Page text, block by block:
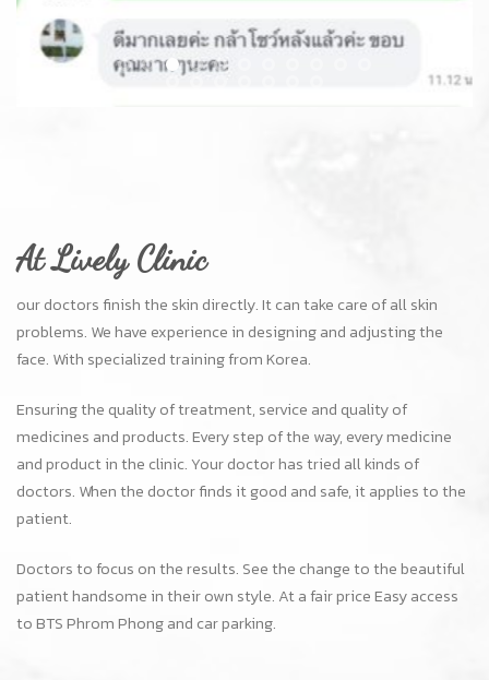
At Lively Clinic
our doctors finish the skin directly. It can take care of all skin
problems. We have experience in designing and adjusting the
face. With specialized training from Korea.
Ensuring the quality of treatment, service and quality of
medicines and products. Every step of the way, every medicine
and product in the clinic. Your doctor has tried all kinds of
doctors. When the doctor finds it good and safe, it applies to the
patient.
Doctors to focus on the results. See the change to the beautiful
patient handsome in their own style. At a fair price Easy access
to BTS Phrom Phong and car parking.